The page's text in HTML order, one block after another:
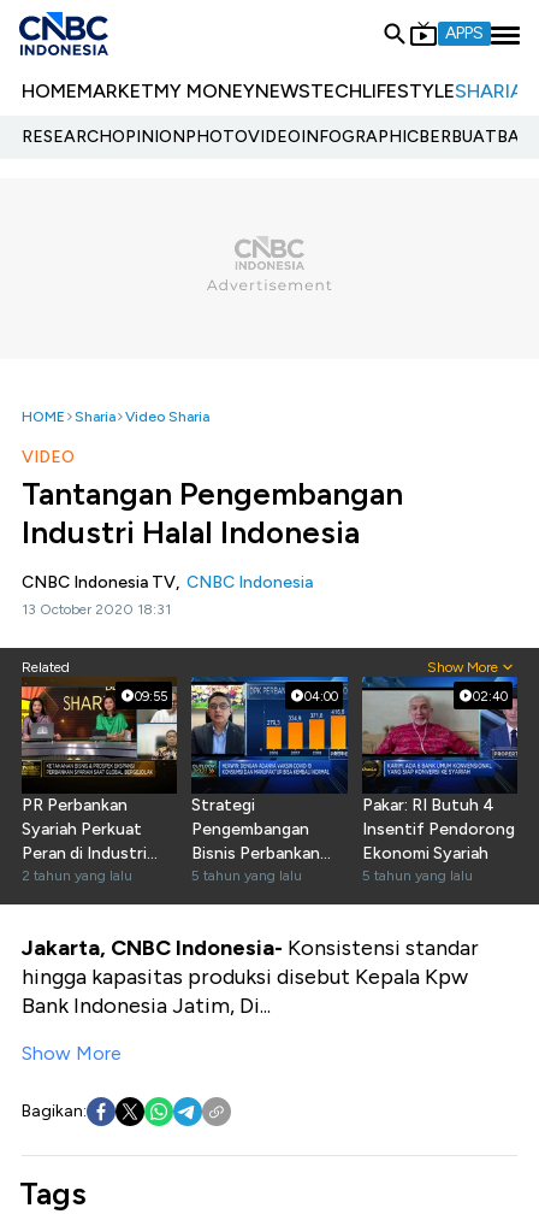
APPS
HOMEMARKETMY MONEYNEWSTECHLIFESTYLESHARIA
RESEARCHOPINIONPHOTOVIDEOINFOGRAPHIC
HOME Sharia Video Sharia
VIDEO
Tantangan Pengembangan
Industri Halal Indonesia
CNBC Indonesia TV, CNBC Indonesia
13 October 2020 18:31
Related Show More
09:55
PR Perbankan
Syariah Perkuat
Peran di Industri
Halal RI
2 tahun yang lalu
04:00
Strategi
Pengembangan
Bisnis Perbankan
Syariah di 2021
5 tahun yang lalu
02:40
Pakar: RI Butuh 4
Insentif Pendorong
Ekonomi Syariah
5 tahun yang lalu
Jakarta, CNBC Indonesia- Konsistensi standar
hingga kapasitas produksi disebut Kepala Kpw
Bank Indonesia Jatim, Di...
Show More
Bagikan:
Tags